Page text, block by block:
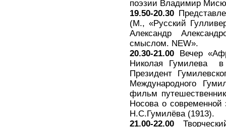
поэзии Владимир
19.50-20.30
(М., «Русский
Александр
смыслом. NEW».
20.30-21.00 Вечер
Николая Гумилева в
Президент
Международного
фильм
Носова о
Н.С.Гумилёва (1913).
21.00-22.00